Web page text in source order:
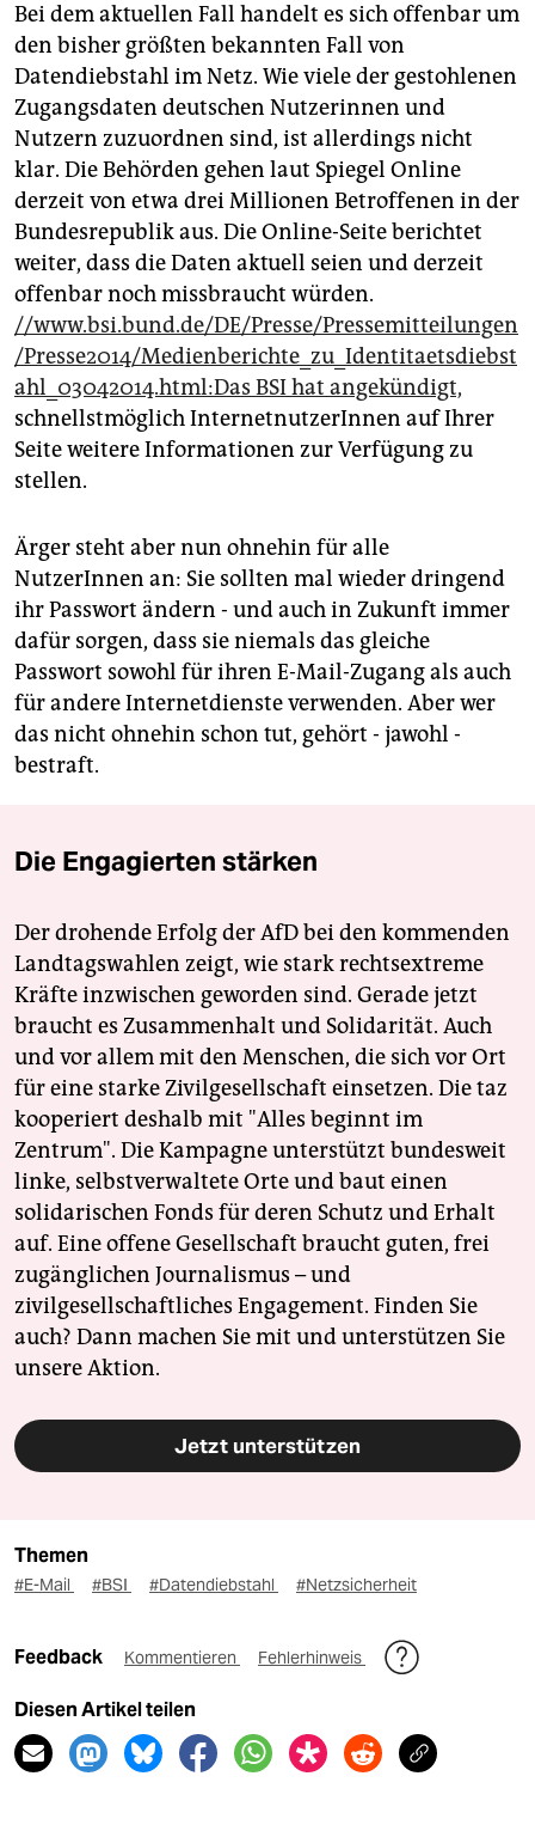
Bei dem aktuellen Fall handelt es sich offenbar um
den bisher größten bekannten Fall von
Datendiebstahl im Netz. Wie viele der gestohlenen
Zugangsdaten deutschen Nutzerinnen und
Nutzern zuzuordnen sind, ist allerdings nicht
klar. Die Behörden gehen laut Spiegel Online
derzeit von etwa drei Millionen Betroffenen in der
Bundesrepublik aus. Die Online-Seite berichtet
weiter, dass die Daten aktuell seien und derzeit
offenbar noch missbraucht würden.
//www.bsi.bund.de/DE/Presse/Pressemitteilungen
/Presse2014/Medienberichte_zu_Identitaetsdiebst
ahl_03042014.html:Das BSI hat angekündigt,
schnellstmöglich InternetnutzerInnen auf Ihrer
Seite weitere Informationen zur Verfügung zu
stellen.
Ärger steht aber nun ohnehin für alle
NutzerInnen an: Sie sollten mal wieder dringend
ihr Passwort ändern - und auch in Zukunft immer
dafür sorgen, dass sie niemals das gleiche
Passwort sowohl für ihren E-Mail-Zugang als auch
für andere Internetdienste verwenden. Aber wer
das nicht ohnehin schon tut, gehört - jawohl -
bestraft.
Die Engagierten stärken
Der drohende Erfolg der AfD bei den kommenden
Landtagswahlen zeigt, wie stark rechtsextreme
Kräfte inzwischen geworden sind. Gerade jetzt
braucht es Zusammenhalt und Solidarität. Auch
und vor allem mit den Menschen, die sich vor Ort
für eine starke Zivilgesellschaft einsetzen. Die taz
kooperiert deshalb mit "Alles beginnt im
Zentrum". Die Kampagne unterstützt bundesweit
linke, selbstverwaltete Orte und baut einen
solidarischen Fonds für deren Schutz und Erhalt
auf. Eine offene Gesellschaft braucht guten, frei
zugänglichen Journalismus – und
zivilgesellschaftliches Engagement. Finden Sie
auch? Dann machen Sie mit und unterstützen Sie
unsere Aktion.
Jetzt unterstützen
Themen
#E-Mail #BSI #Datendiebstahl #Netzsicherheit
Feedback Kommentieren Fehlerhinweis
Diesen Artikel teilen